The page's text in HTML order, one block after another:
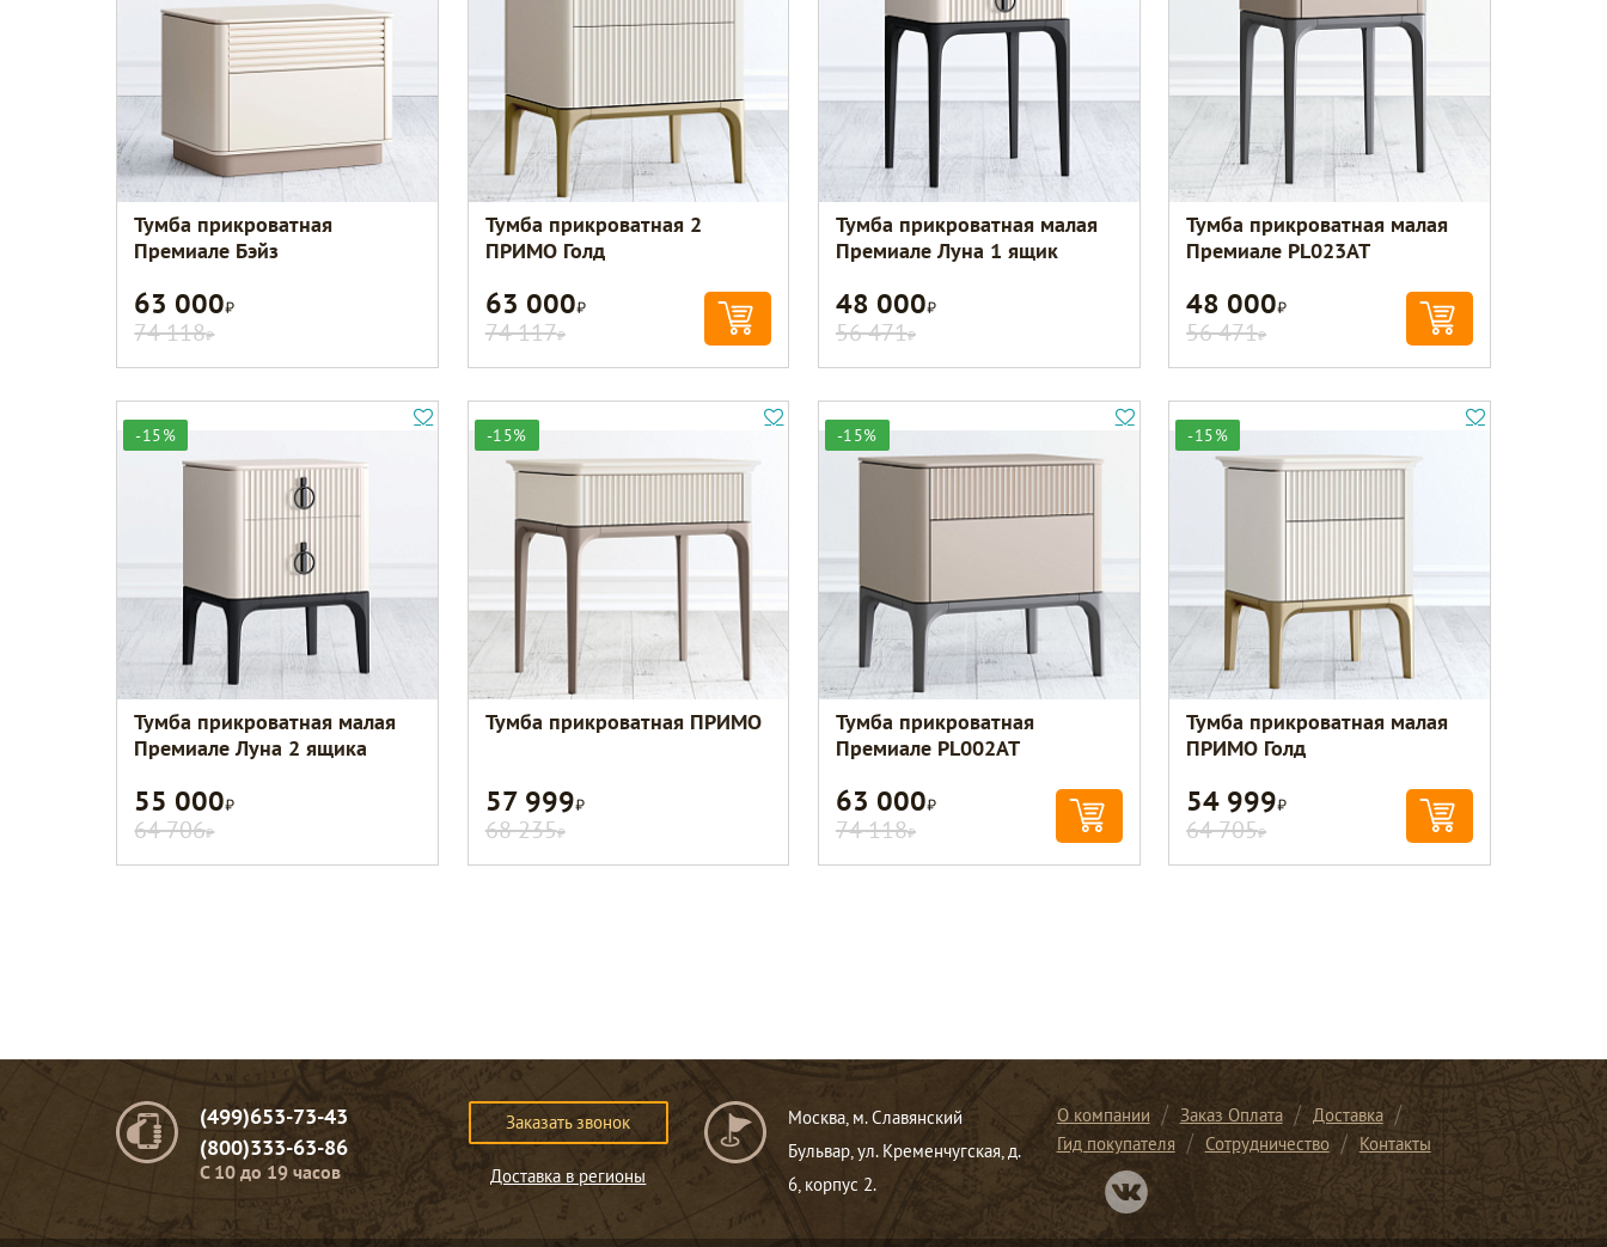
Тумба прикроватная
Премиале Бэйз
63 000Р
74 118Р
Тумба прикроватная 2
ПРИМО Голд
63 000Р
74 117Р
Тумба прикроватная малая
Премиале Луна 1 ящик
48 000Р
56 471Р
Тумба прикроватная малая
Премиале PL023AT
48 000Р
56 471Р
-15%
Тумба прикроватная малая
Премиале Луна 2 ящика
55 000Р
64 706Р
-15%
Тумба прикроватная ПРИМО
57 999Р
68 235Р
-15%
Тумба прикроватная
Премиале PL002AT
63 000Р
74 118Р
-15%
Тумба прикроватная малая
ПРИМО Голд
54 999Р
64 705Р
(499)653-73-43
(800)333-63-86
C 10 до 19 часов
Заказать звонок
Доставка в регионы
Москва, м. Славянский
Бульвар, ул. Кременчугская, д.
6, корпус 2.
О компании Заказ Оплата
Доставка
Гид покупателя
Сотрудничество
Контакты
Перейти в нашу группу Вконтакте